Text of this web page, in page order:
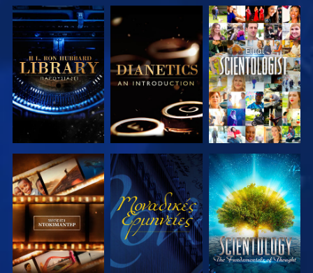
ΕΞΕΡΕΥΝΗΣΤΕ
ΤΗ ΣΕΙΡΑ
ΕΞΕΡΕΥΝΗΣΤΕ
ΤΗ ΣΕΙΡΑ
ΠΑΡΑΚΟΛΟΥΘΗΣΤΕ
ΕΞΕΡΕΥΝΗΣΤΕ
ΤΗ ΣΕΙΡΑ
ΠΑΡΑΚΟΛΟΥΘΗΣΤΕ
ΕΞΕΡΕΥΝΗΣΤΕ
ΤΗ ΣΕΙΡΑ